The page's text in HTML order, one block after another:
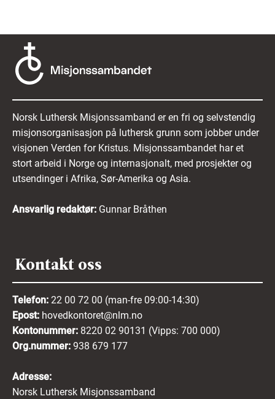
Norsk Luthersk Misjonssamband er en fri og selvstendig
misjonsorganisasjon på luthersk grunn som jobber under
visjonen Verden for Kristus. Misjonssambandet har et
stort arbeid i Norge og internasjonalt, med prosjekter og
utsendinger i Afrika, Sør-Amerika og Asia.
Ansvarlig redaktør: Gunnar Bråthen
Kontakt oss
Telefon: 22 00 72 00 (man-fre 09:00-14:30)
Epost: hovedkontoret@nlm.no
Kontonummer: 8220 02 90131 (Vipps: 700 000)
Org.nummer: 938 679 177
Adresse:
Norsk Luthersk Misjonssamband